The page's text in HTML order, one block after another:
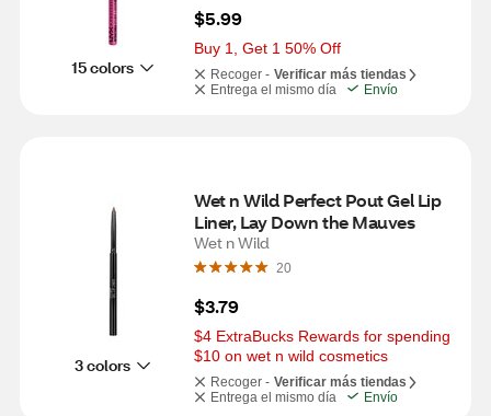
15 colors
$5.99
Buy 1, Get 1 50% Off
Recoger - Verificar más tiendas
Entrega el mismo día
Envío
3 colors
Wet n Wild Perfect Pout Gel Lip
Liner, Lay Down the Mauves
Wet n Wild
20
$3.79
$4 ExtraBucks Rewards for spending
$10 on wet n wild cosmetics
Recoger - Verificar más tiendas
Entrega el mismo día
Envío